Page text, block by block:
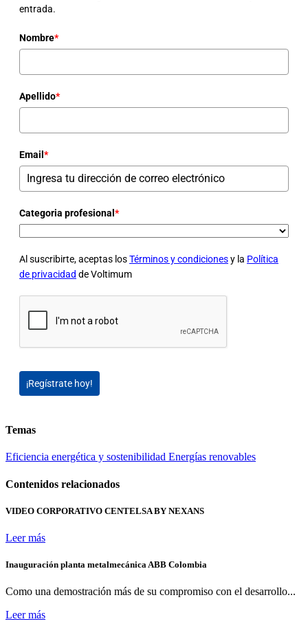
entrada.
Nombre*
Apellido*
Email *
Categoria profesional *
Al suscribirte, aceptas losTérminos y condicionesy la Política
de privacidad de Voltimum
¡Regístrate hoy!
Temas
Eficiencia energética y sostenibilidad Energías renovables
Contenidos relacionados
VIDEO CORPORATIVO CENTELSA BY NEXANS
Leer más
Inauguración planta metalmecánica ABB Colombia
Como una demostración más de su compromiso con el desarrollo...
Leer más